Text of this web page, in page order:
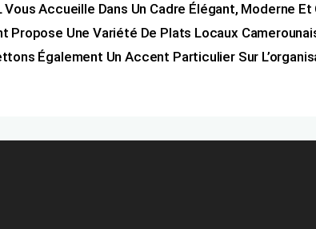
Accueille Dans Un Cadre Élégant, Moderne
Propose Une Variété De Plats Locaux
Également Un Accent Particulier Sur